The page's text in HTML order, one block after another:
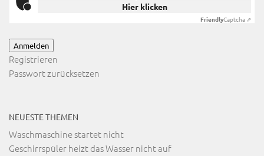
Hier klicken
FriendlyCaptcha ⇗
Anmelden
Registrieren
Passwort zurücksetzen
NEUESTE THEMEN
Waschmaschine startet nicht
Geschirrspüler heizt das Wasser nicht auf